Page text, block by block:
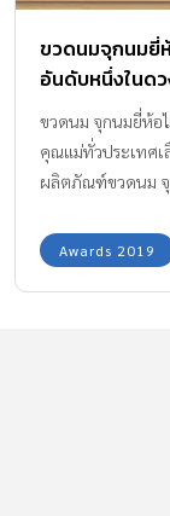
ขวดนมจุกนมยี่
อันดับหนึ่งในดว
ขวดนม จุกนมยี่ห้อ
คุณแม่ทั่วประเทศเ
ผลิตภัณฑ์ขวดนม จุ
Awards 2019